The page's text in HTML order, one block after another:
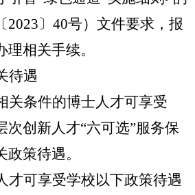
2023 〕 40号）文件要求，报
相关手续。
待遇
关条件的博士人才可享受
次创新人才“六可选”服务保
策待遇。
才可享受学校以下政策待遇